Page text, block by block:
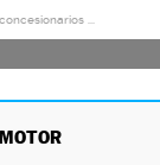
MOTOR